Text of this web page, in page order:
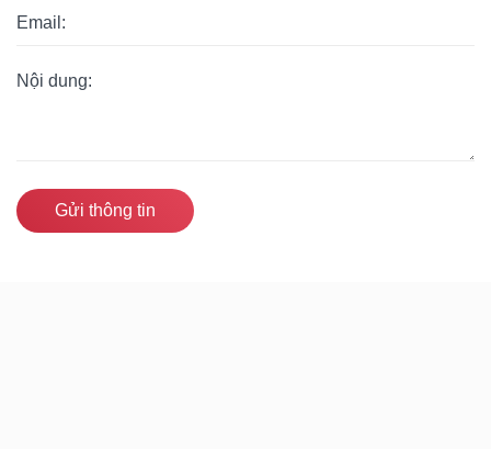
Gửi thông tin